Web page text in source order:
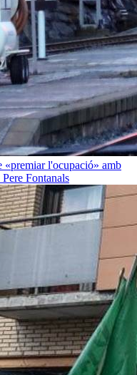
«premiar l'ocupació» amb
Pere Fontanals